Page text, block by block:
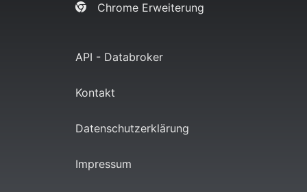
Chrome Erweiterung
API - Databroker
Kontakt
Datenschutzerklärung
Impressum